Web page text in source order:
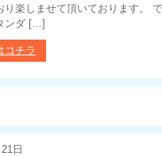
り楽しませて頂いております。
ンダ […]
コチラ
日